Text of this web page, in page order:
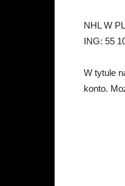
NHL W PL
ING: 55
W tytule
konto.